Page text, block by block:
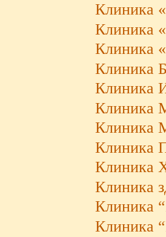
Клиника
Клиника
Клиника
Клиника
Клиника
Клиника
Клиника
Клиника
Клиника
Клиника
Клиника
Клиника